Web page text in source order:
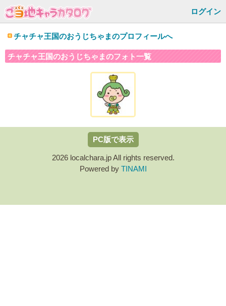
ログイン
チャチャ王国のおうじちゃまのプロフィールへ
チャチャ王国のおうじちゃまのフォト一覧
PC版で表示
2026 localchara.jp All rights reserved.
Powered by TINAMI